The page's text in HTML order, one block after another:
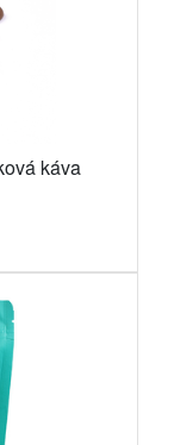
káva